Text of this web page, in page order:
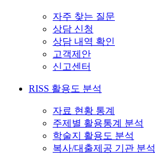
자주 찾는 질문
상담 신청
상담 내역 확인
고객제안
신고센터
RISS 활용도 분석
자료 현황 통계
주제별 활용통계 분석
학술지 활용도 분석
복사/대출제공 기관 분석